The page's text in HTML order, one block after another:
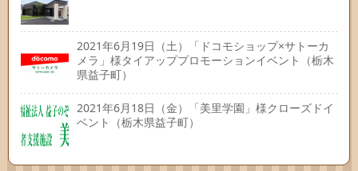
2021年6月19日（土）「ドコモショップ×サトーカ
メラ」様タイアッププロモーションイベント（栃木
県益子町）
2021年6月18日（金）「美里学園」様クローズドイ
ベント（栃木県益子町）